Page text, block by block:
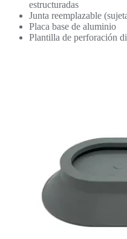
estructuradas
Junta reemplazable
Placa base de aluminio
Plantilla de perforación